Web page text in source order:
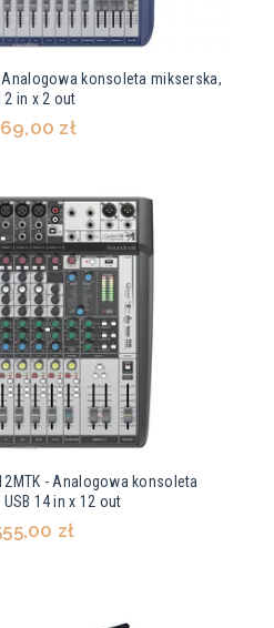
konsoleta mikserska,
2 in x 2 out
zł
- Analogowa konsoleta
14 in x 12 out
zł